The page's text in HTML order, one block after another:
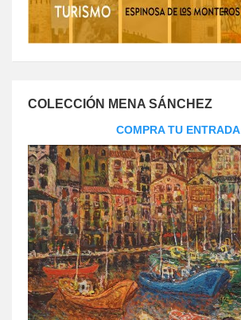
COLECCIÓN MENA SÁNCHEZ
COMPRA TU ENTRADA